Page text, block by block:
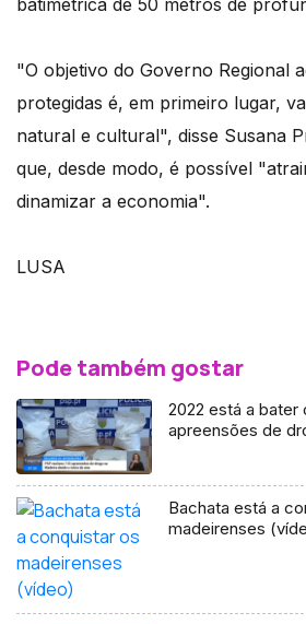
"O objetivo do Governo Regional
protegidas é, em primeiro lugar,
natural e cultural", disse Susana
que, desde modo, é possível
dinamizar a economia".
LUSA
Pode também gostar
2022 está a bater
apreensões de
Bachata está a
madeirenses